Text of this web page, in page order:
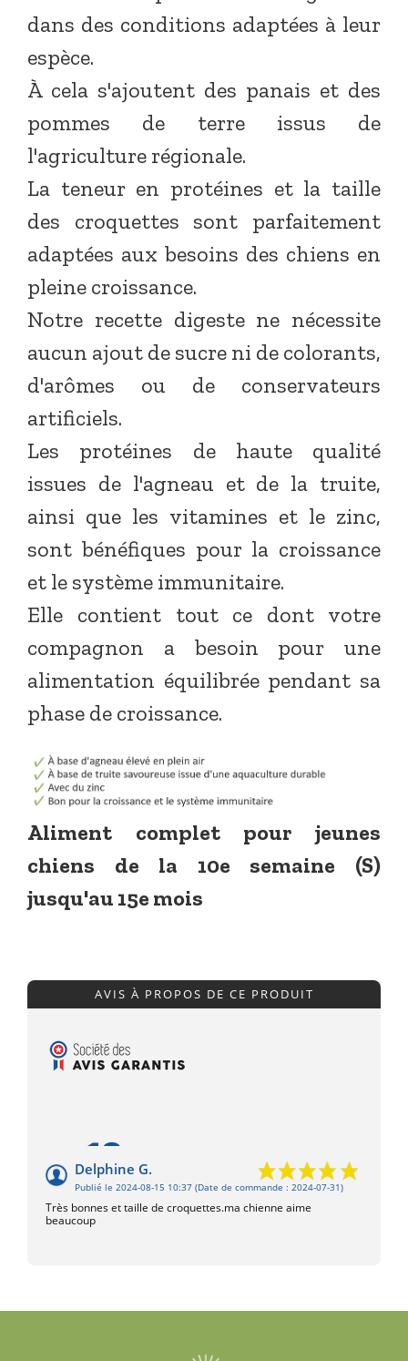
dans des conditions adaptées à leur
espèce.
À cela s'ajoutent des panais et des
pommes de terre issus de
l'agriculture régionale.
La teneur en protéines et la taille
des croquettes sont parfaitement
adaptées aux besoins des chiens en
pleine croissance.
Notre recette digeste ne nécessite
aucun ajout de sucre ni de colorants,
d'arômes ou de conservateurs
artificiels.
Les protéines de haute qualité
issues de l'agneau et de la truite,
ainsi que les vitamines et le zinc,
sont bénéfiques pour la croissance
et le système immunitaire.
Elle contient tout ce dont votre
compagnon a besoin pour une
alimentation équilibrée pendant sa
phase de croissance.
Aliment complet pour jeunes
chiens de la 10e semaine (S)
jusqu'au 15e mois
AVIS À PROPOS DE CE PRODUIT
10/10
Delphine G.
Publié le 2024-08-15 10:37 (Date de commande : 2024-07-31)
Très bonnes et taille de croquettes.ma chienne aime
beaucoup